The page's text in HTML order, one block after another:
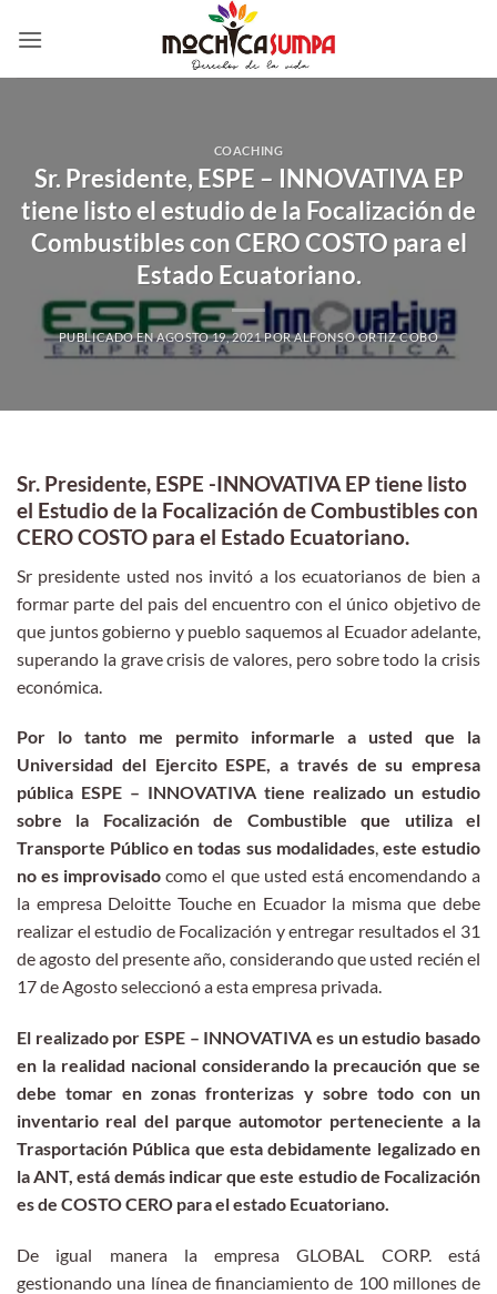
COACHING
Sr. Presidente, ESPE – INNOVATIVA EP
tiene listo el estudio de la Focalización de
Combustibles con CERO COSTO para el
Estado Ecuatoriano.
PUBLICADO ENAGOSTO 19, 2021PORALFONSO ORTIZ COBO
Sr. Presidente, ESPE -INNOVATIVA EP tiene listo
el Estudio de la Focalización de Combustibles con
CERO COSTO para el Estado Ecuatoriano.
Sr presidente usted nos invitó a los ecuatorianos de bien a
formar parte del pais del encuentro con el único objetivo de
que juntos gobierno y pueblo saquemos al Ecuador adelante,
superando la grave crisis de valores, pero sobre todo la crisis
económica.
Por lo tanto me permito informarle a usted que la
Universidad del Ejercito ESPE, a través de su empresa
pública ESPE – INNOVATIVA tiene realizado un estudio
sobre la Focalización de Combustible que utiliza el
Transporte Público en todas sus modalidades, este estudio
no es improvisado como el que usted está encomendando a
la empresa Deloitte Touche en Ecuador la misma que debe
realizar el estudio de Focalización y entregar resultados el 31
de agosto del presente año, considerando que usted recién el
17 de Agosto seleccionó a esta empresa privada.
El realizado por ESPE – INNOVATIVA es un estudio basado
en la realidad nacional considerando la precaución que se
debe tomar en zonas fronterizas y sobre todo con un
inventario real del parque automotor perteneciente a la
Trasportación Pública que esta debidamente legalizado en
la ANT, está demás indicar que este estudio de Focalización
es de COSTO CERO para el estado Ecuatoriano.
De igual manera la empresa GLOBAL CORP. está
gestionando una línea de financiamiento de 100 millones de